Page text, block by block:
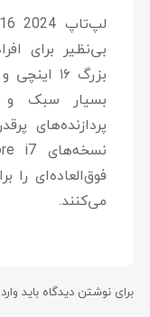
لپ‌تاپ 2024
بی‌نظیر برای
بزرگ ۱۶
بسیار سبک و
فوق‌العاده‌ای را
می‌کنند.
برای نوشتن دیدگاه باید